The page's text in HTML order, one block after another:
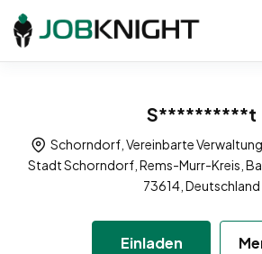
S**********t
Schorndorf, Vereinbarte
Stadt Schorndorf, Rems-Murr-Kreis,
73614, Deutschland
Einladen